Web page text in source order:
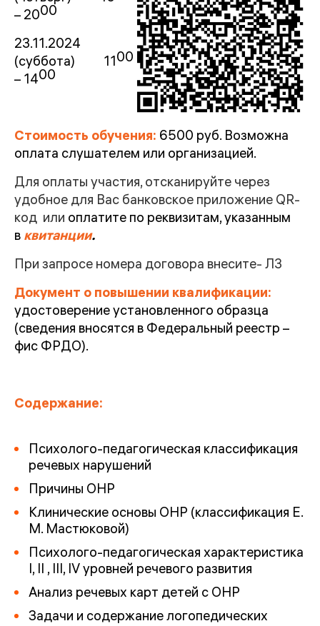
– 2000
23.11.2024
(суббота) 1100
– 1400
Стоимость обучения: 6500 руб. Возможна
оплата слушателем или организацией.
Для оплаты участия, отсканируйте через
удобное для Вас банковское приложение QR-
код или оплатите по реквизитам, указанным
в квитанции.
При запросе номера договора внесите- Л3
Документ о повышении квалификации:
удостоверение установленного образца
(сведения вносятся в Федеральный реестр –
фис ФРДО).
Содержание:
Психолого-педагогическая классификация
речевых нарушений
Причины ОНР
Клинические основы ОНР (классификация Е.
М. Мастюковой)
Психолого-педагогическая характеристика
I, II , III, IV уровней речевого развития
Анализ речевых карт детей с ОНР
Задачи и содержание логопедических